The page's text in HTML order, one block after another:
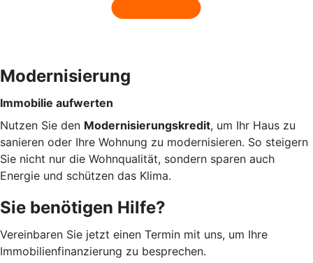
Modernisierung
Immobilie aufwerten
Nutzen Sie den Modernisierungskredit, um Ihr Haus zu
sanieren oder Ihre Wohnung zu modernisieren. So steigern
Sie nicht nur die Wohnqualität, sondern sparen auch
Energie und schützen das Klima.
Sie benötigen Hilfe?
Vereinbaren Sie jetzt einen Termin mit uns, um Ihre
Immobilienfinanzierung zu besprechen.